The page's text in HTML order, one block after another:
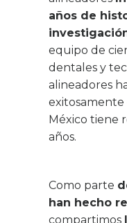
años de
equipo de
dentales y
alineadores
exitosamente
México tiene
años.
Como parte
han hecho
compartimos